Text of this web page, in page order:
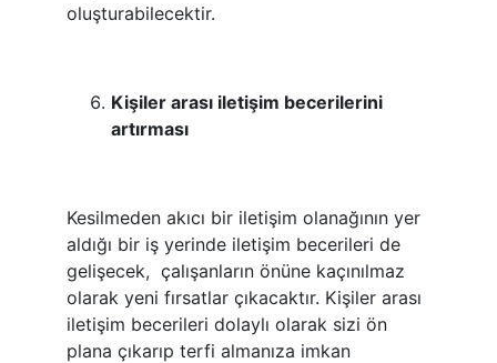
oluşturabilecektir.
Kişiler arası iletişim becerilerini
artırması
Kesilmeden akıcı bir iletişim olanağının yer
aldığı bir iş yerinde iletişim becerileri de
gelişecek, çalışanların önüne kaçınılmaz
olarak yeni fırsatlar çıkacaktır. Kişiler arası
iletişim becerileri dolaylı olarak sizi ön
plana çıkarıp terfi almanıza imkan